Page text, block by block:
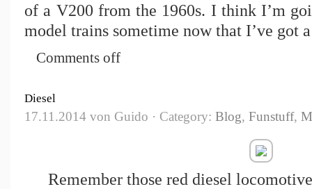
of a V200 from the 1960s. I think I’m
model trains sometime now that I’ve got
Comments off
Diesel
17.11.2014 von Guido · Category: Blog, Funstuff,
Remember those red diesel